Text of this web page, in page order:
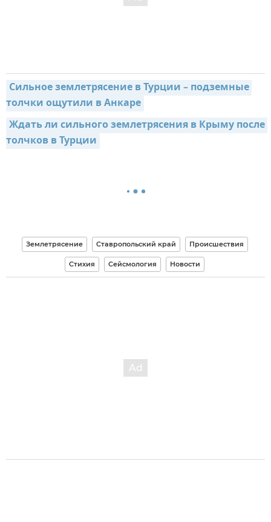
Сильное землетрясение в Турции – подземные
толчки ощутили в Анкаре
Ждать ли сильного землетрясения в Крыму после
толчков в Турции
Землетрясение Ставропольский край Происшествия
Стихия Сейсмология Новости